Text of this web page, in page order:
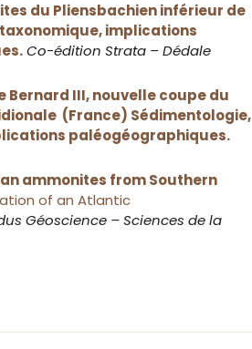
du Pliensbachien inférieur de
implications
Co-édition Strata – Dédale
Bernard III, nouvelle coupe du
(France) Sédimentologie,
paléogéographiques.
ammonites from Southern
of an Atlantic
Géoscience – Sciences de la